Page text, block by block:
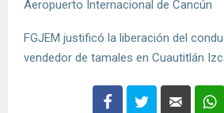
Aeropuerto Internacional de Cancún
FGJEM justificó la liberación del
vendedor de tamales en Cuautitlán